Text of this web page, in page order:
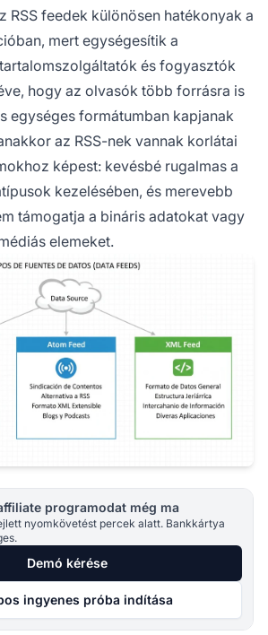
RSS feedek különösen hatékonyak a
mert egységesítik a
és fogyasztók
hogy az olvasók több forrásra is
egységes formátumban kapjanak
az RSS-nek vannak korlátai
képest: kevésbé rugalmas a
kezelésében, és merevebb
támogatja a bináris adatokat vagy
elemeket.
programodat még ma
nyomkövetést percek alatt. Bankkártya
Demó kérése
ingyenes próba indítása